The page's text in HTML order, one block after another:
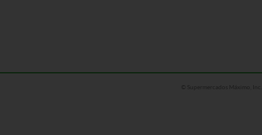
© Supermercados Máximo, Inc.